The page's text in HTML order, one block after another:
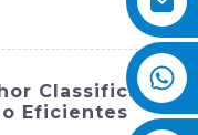
Classificação
Eficientes